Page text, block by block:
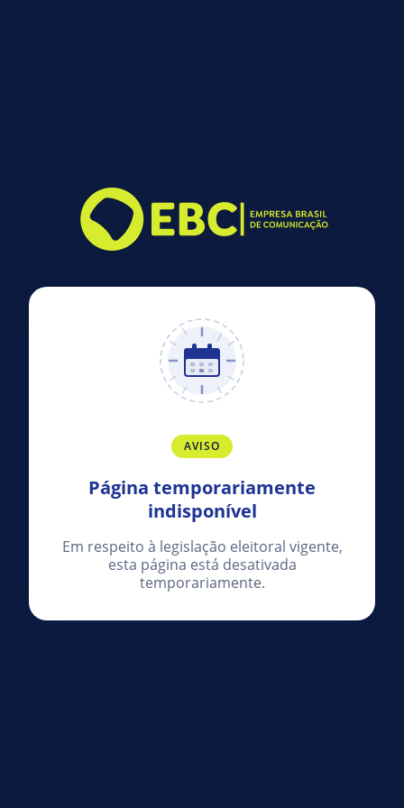
AVISO
Página temporariamente
indisponível
Em respeito à legislação eleitoral vigente,
esta página está desativada
temporariamente.